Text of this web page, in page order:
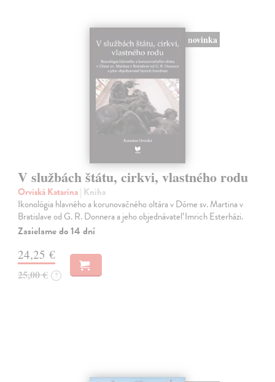
novinka
V službách štátu, cirkvi, vlastného rodu
Orviská Katarína| Kniha
Ikonológia hlavného a korunovačného oltára v Dóme sv. Martina v
Bratislave od G. R. Donnera a jeho objednávateľ Imrich Esterházi.
Zasielame do 14 dní
24,25 €
25,00 € ?